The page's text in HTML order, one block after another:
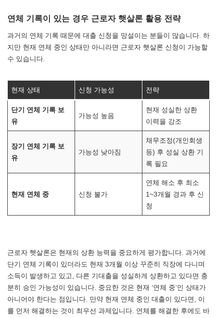
연체 기록이 있는 경우 근로자 햇살론 활용 전략
과거의 연체 기록 때문에 대출 신청을 망설이는 분들이 많습니다. 하
지만 현재 연체 중인 상태만 아니라면 근로자 햇살론 신청이 가능할
수 있습니다.
현재 상태 신청 가능성 전략
단기 연체 기록 보
유
가능성 높음
현재 성실한 상환
이력을 강조
장기 연체 기록 보
유
가능성 낮아짐
채무조정(개인회생
등) 후 성실 상환 기
록 필요
현재 연체 중 신청 불가
연체 해소 후 최소
1~3개월 경과 후 신
청
근로자 햇살론은 현재의 상환 능력을 중요하게 평가합니다. 과거에
단기 연체 기록이 있더라도 현재 3개월 이상 꾸준히 직장에 다니며
소득이 발생하고 있고, 다른 기대출을 성실하게 상환하고 있다면 충
분히 승인 가능성이 있습니다. 중요한 것은 현재 ‘연체 중’인 상태가
아니어야 한다는 점입니다. 만약 현재 연체 중인 대출이 있다면, 이
를 먼저 해결하는 것이 최우선 과제입니다. 연체를 해결한 후에도 바